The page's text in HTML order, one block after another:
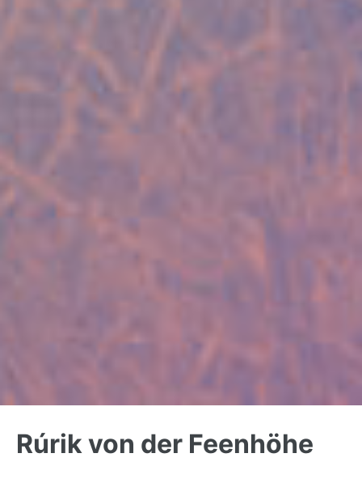
to
top
Rúrik von der Feenhöhe